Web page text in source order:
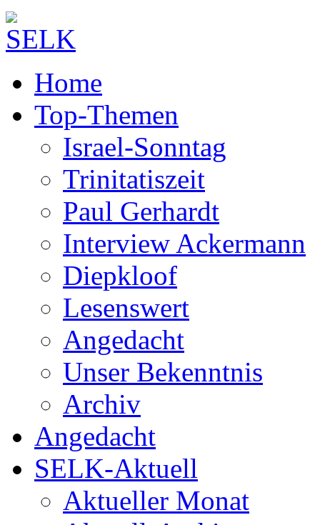
Home
Top-Themen
Israel-Sonntag
Trinitatiszeit
Paul Gerhardt
Interview Ackermann
Diepkloof
Lesenswert
Angedacht
Unser Bekenntnis
Archiv
Angedacht
SELK-Aktuell
Aktueller Monat